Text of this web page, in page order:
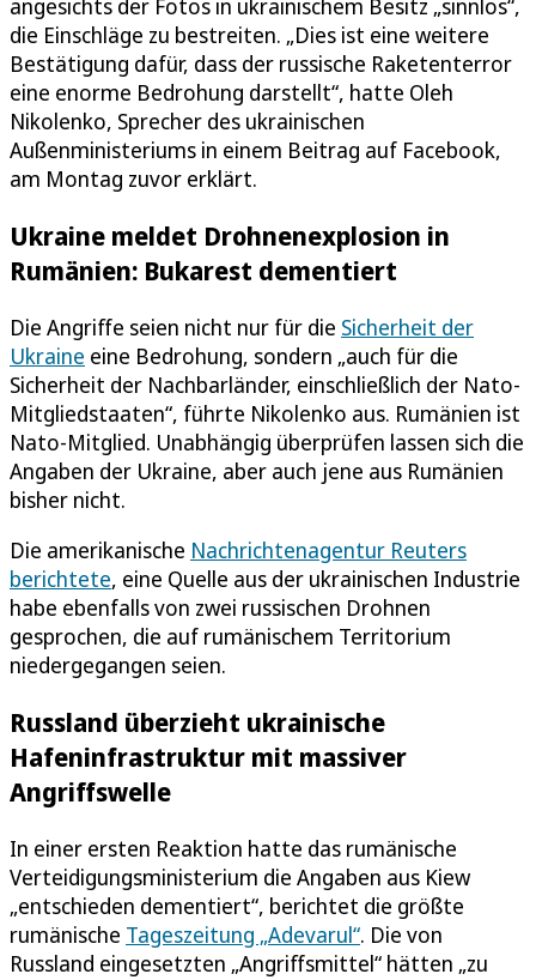
die Einschläge zu bestreiten. „Dies ist eine weitere
Bestätigung dafür, dass der russische Raketenterror
eine enorme Bedrohung darstellt“, hatte Oleh
Nikolenko, Sprecher des ukrainischen
Außenministeriums in einem Beitrag auf Facebook,
am Montag zuvor erklärt.
Ukraine meldet Drohnenexplosion in
Rumänien: Bukarest dementiert
Die Angriffe seien nicht nur für die Sicherheit der
Ukraine eine Bedrohung, sondern „auch für die
Sicherheit der Nachbarländer, einschließlich der Nato-
Mitgliedstaaten“, führte Nikolenko aus. Rumänien ist
Nato-Mitglied. Unabhängig überprüfen lassen sich die
Angaben der Ukraine, aber auch jene aus Rumänien
bisher nicht.
Die amerikanische Nachrichtenagentur Reuters
berichtete, eine Quelle aus der ukrainischen Industrie
habe ebenfalls von zwei russischen Drohnen
gesprochen, die auf rumänischem Territorium
niedergegangen seien.
Russland überzieht ukrainische
Hafeninfrastruktur mit massiver
Angriffswelle
In einer ersten Reaktion hatte das rumänische
Verteidigungsministerium die Angaben aus Kiew
„entschieden dementiert“, berichtet die größte
rumänische Tageszeitung „Adevarul“. Die von
Russland eingesetzten „Angriffsmittel“ hätten „zu